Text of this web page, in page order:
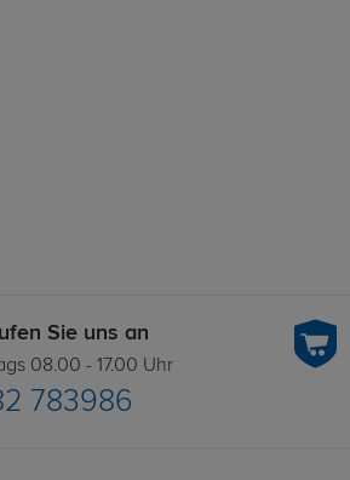
Sie uns an
08.00 - 17.00 Uhr
783986